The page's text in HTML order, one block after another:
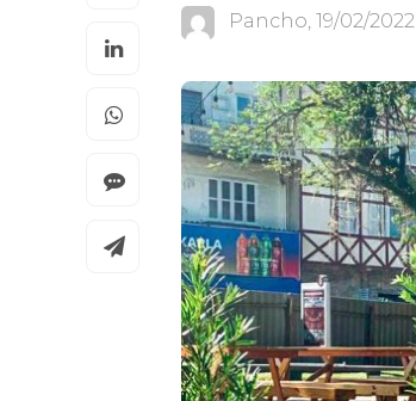
Pancho, 19/02/2022